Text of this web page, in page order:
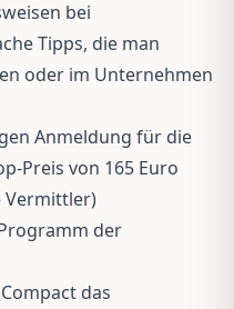
bei
Tipps, die man
oder im Unternehmen
Anmeldung für die
Preis von 165 Euro
Vermittler)
der
das